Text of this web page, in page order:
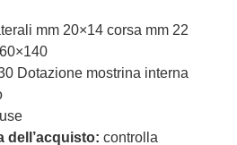
mm 20×14 corsa mm 22
Dotazione mostrina interna
dell’acquisto: controlla